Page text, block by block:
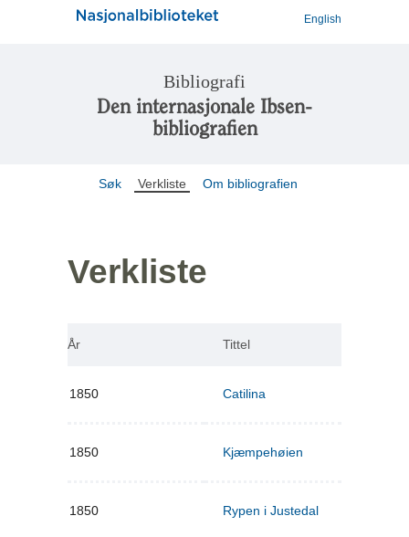
English
Bibliografi
Den internasjonale Ibsen-
bibliografien
Søk Verkliste Om bibliografien
Verkliste
År Tittel
1850 Catilina
1850 Kjæmpehøien
1850 Rypen i Justedal